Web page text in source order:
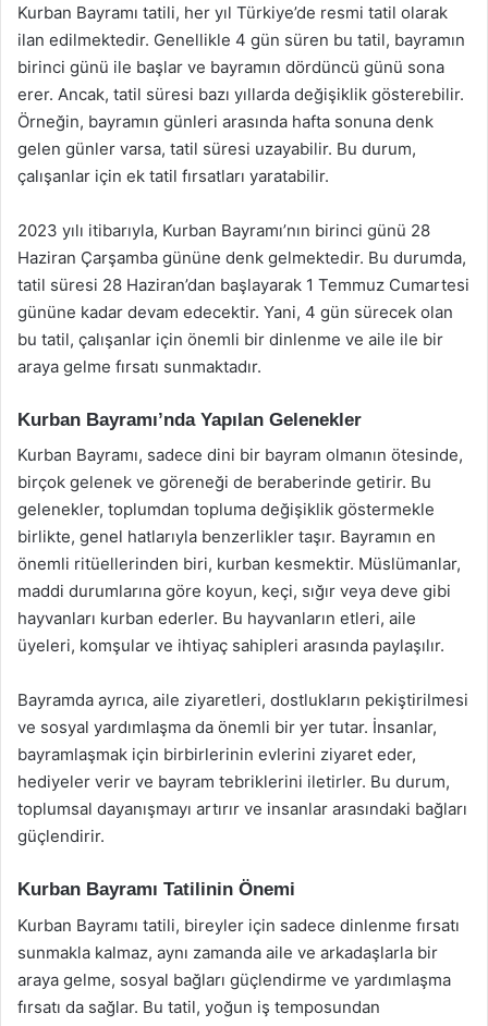
Kurban Bayramı tatili, her yıl Türkiye’de resmi tatil olarak
ilan edilmektedir. Genellikle 4 gün süren bu tatil, bayramın
birinci günü ile başlar ve bayramın dördüncü günü sona
erer. Ancak, tatil süresi bazı yıllarda değişiklik gösterebilir.
Örneğin, bayramın günleri arasında hafta sonuna denk
gelen günler varsa, tatil süresi uzayabilir. Bu durum,
çalışanlar için ek tatil fırsatları yaratabilir.
2023 yılı itibarıyla, Kurban Bayramı’nın birinci günü 28
Haziran Çarşamba gününe denk gelmektedir. Bu durumda,
tatil süresi 28 Haziran’dan başlayarak 1 Temmuz Cumartesi
gününe kadar devam edecektir. Yani, 4 gün sürecek olan
bu tatil, çalışanlar için önemli bir dinlenme ve aile ile bir
araya gelme fırsatı sunmaktadır.
Kurban Bayramı’nda Yapılan Gelenekler
Kurban Bayramı, sadece dini bir bayram olmanın ötesinde,
birçok gelenek ve göreneği de beraberinde getirir. Bu
gelenekler, toplumdan topluma değişiklik göstermekle
birlikte, genel hatlarıyla benzerlikler taşır. Bayramın en
önemli ritüellerinden biri, kurban kesmektir. Müslümanlar,
maddi durumlarına göre koyun, keçi, sığır veya deve gibi
hayvanları kurban ederler. Bu hayvanların etleri, aile
üyeleri, komşular ve ihtiyaç sahipleri arasında paylaşılır.
Bayramda ayrıca, aile ziyaretleri, dostlukların pekiştirilmesi
ve sosyal yardımlaşma da önemli bir yer tutar. İnsanlar,
bayramlaşmak için birbirlerinin evlerini ziyaret eder,
hediyeler verir ve bayram tebriklerini iletirler. Bu durum,
toplumsal dayanışmayı artırır ve insanlar arasındaki bağları
güçlendirir.
Kurban Bayramı Tatilinin Önemi
Kurban Bayramı tatili, bireyler için sadece dinlenme fırsatı
sunmakla kalmaz, aynı zamanda aile ve arkadaşlarla bir
araya gelme, sosyal bağları güçlendirme ve yardımlaşma
fırsatı da sağlar. Bu tatil, yoğun iş temposundan